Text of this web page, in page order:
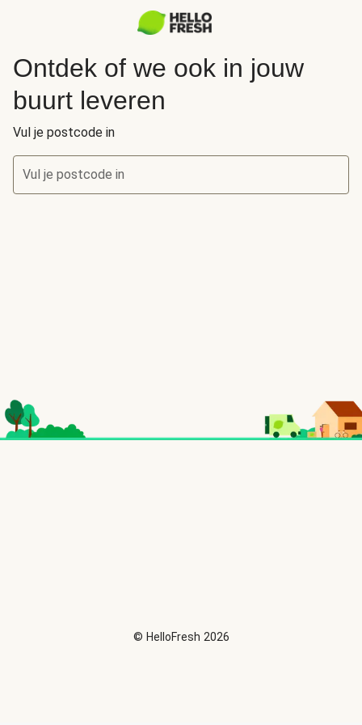
Ontdek of we ook in jouw
buurt leveren
Vul je postcode in
Vul je postcode in
© HelloFresh 2026